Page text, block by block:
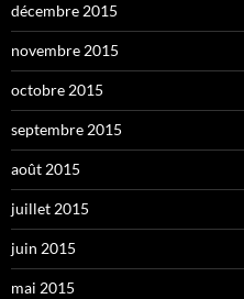
décembre 2015
novembre 2015
octobre 2015
septembre 2015
août 2015
juillet 2015
juin 2015
mai 2015